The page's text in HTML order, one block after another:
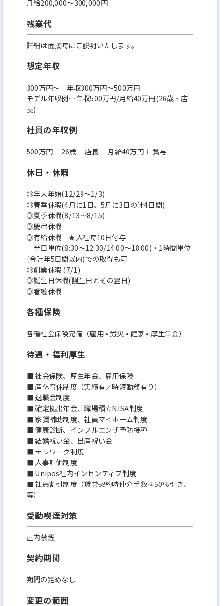
月給200,000～300,000円
残業代
詳細は面接時にご説明いたします。
想定年収
300万円〜 年収300万円～500万円
モデル年収例…年収500万円/月給40万円(26歳・店
長)
社員の年収例
500万円 26歳 店長 月給40万円＋ 賞与
休日・休暇
◎年末年始(12/29～1/3)
◎春季休暇(4月に1日、5月に3日の計4日間)
◎夏季休暇(8/13～8/15)
◎慶弔休暇
◎有給休暇 ★入社時10日付与
半日単位(8:30～12:30/14:00～18:00)・1時間単位
(合計年5日間以内)での取得も可
◎創業休暇 (7/1)
◎誕生日休暇(誕生日とその翌日)
◎看護休暇
各種保険
各種社会保険完備（雇用 • 労災 • 健康 • 厚生年金）
待遇・福利厚生
■ 社会保険、厚生年金、雇用保険
■ 産休育休制度（実績有／時短勤務有り）
■ 退職金制度
■ 確定拠出年金、職場積立NISA制度
■ 家賃補助制度、社員マイホーム制度
■ 健康診断、インフルエンザ予防接種
■ 結婚祝い金、出産祝い金
■ テレワーク制度
■ 人事評価制度
■ Unipos社内インセンティブ制度
■ 社員割引制度（賃貸契約時仲介手数料50％引き、
等）
受動喫煙対策
屋内禁煙
契約期間
期間の定めなし
変更の範囲